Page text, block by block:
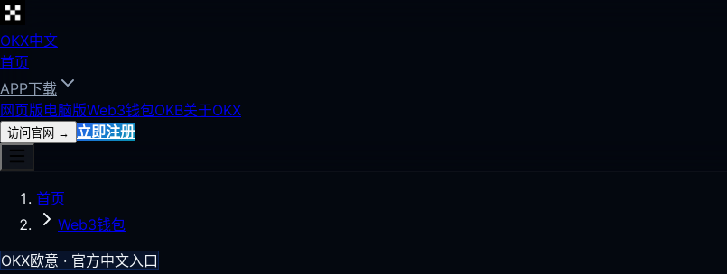
OKX中文
首页
APP下载
网页版电脑版Web3钱包OKB关于OKX
访问官网 → 立即注册
首页
Web3钱包
OKX欧意 · 官方中文入口